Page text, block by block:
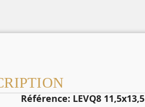
Référence: LEVQ8 11,5x13,5